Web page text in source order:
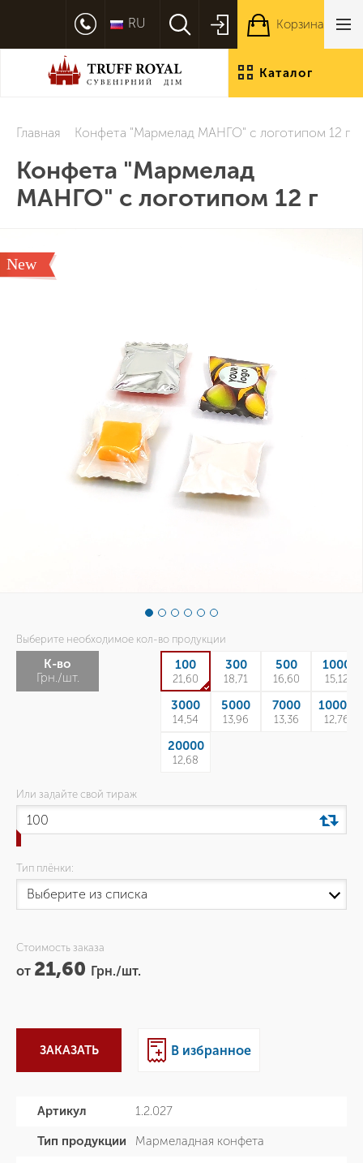
Каталог
RU Корзина
Главная Конфета "Мармелад МАНГО" с логотипом 12 г
Конфета "Мармелад
МАНГО" с логотипом 12 г
New
Выберите необходимое кол-во продукции
К-во
Грн./шт.
100
21,60
300
18,71
500
16,60
1000
15,12
3000
14,54
5000
13,96
7000
13,36
10000
12,76
20000
12,68
Или задайте свой тираж
Тип плёнки:
Стоимость заказа
от 21,60 Грн./шт.
ЗАКАЗАТЬ В избранное
Артикул 1.2.027
Тип продукции Мармеладная конфета